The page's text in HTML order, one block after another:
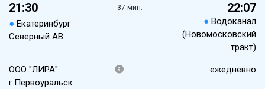
21:30
● Екатеринбург
Северный АВ
37 мин. 22:07
● Водоканал
(Новомосковский
тракт)
ООО "ЛИРА"
г.Первоуральск
ежедневно